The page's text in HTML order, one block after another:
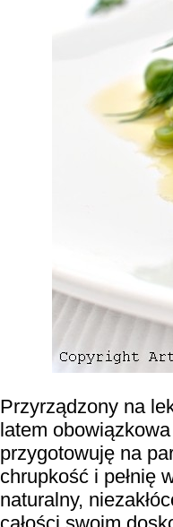
Przyrządzony na
latem
przygotowuję na
chrupkość i pełnię
naturalny,